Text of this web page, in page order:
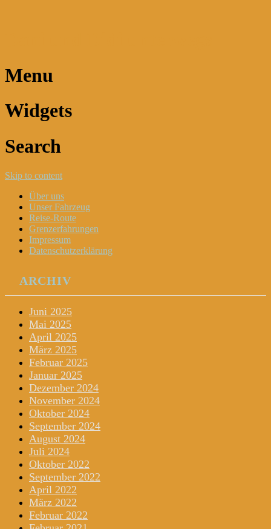
Menu
Widgets
Search
Skip to content
Über uns
Unser Fahrzeug
Reise-Route
Grenzerfahrungen
Impressum
Datenschutzerklärung
ARCHIV
Juni 2025
Mai 2025
April 2025
März 2025
Februar 2025
Januar 2025
Dezember 2024
November 2024
Oktober 2024
September 2024
August 2024
Juli 2024
Oktober 2022
September 2022
April 2022
März 2022
Februar 2022